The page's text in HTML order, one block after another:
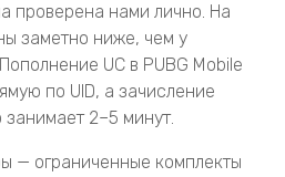
проверена нами лично. На
заметно ниже, чем у
UC в PUBG Mobile
по UID, а зачисление
2–5 минут.
— ограниченные комплекты